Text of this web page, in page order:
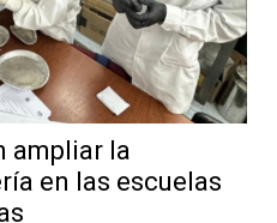
ampliar la
en las escuelas